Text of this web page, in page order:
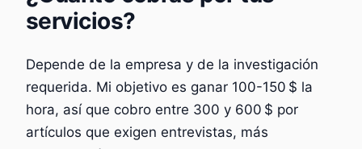
servicios?
Depende de la empresa y de la investigación
requerida. Mi objetivo es ganar 100-150 $ la
hora, así que cobro entre 300 y 600 $ por
artículos que exigen entrevistas, más